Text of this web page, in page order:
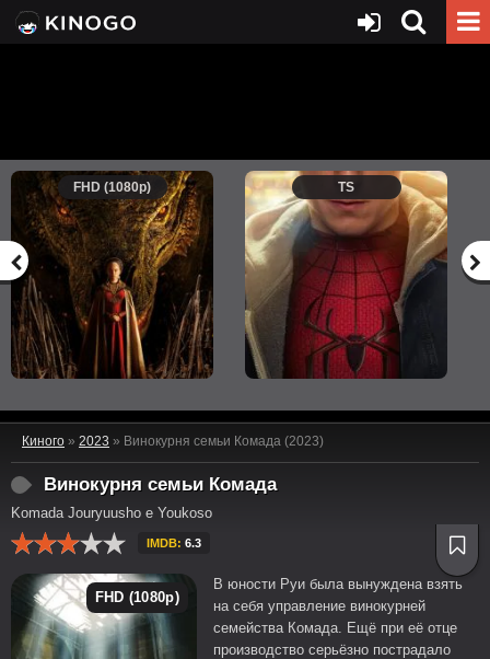
FHD (1080p) TS
Киного » 2023 » Винокурня семьи Комада (2023)
Винокурня семьи Комада
Komada Jouryuusho e Youkoso
IMDB: 6.3
FHD (1080p)
В юности Руи была вынуждена взять
на себя управление винокурней
семейства Комада. Ещё при её отце
производство серьёзно пострадало